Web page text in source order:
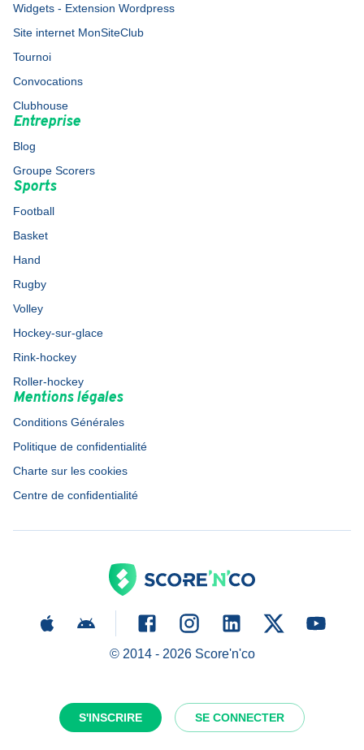
S'INSCRIRE SE CONNECTER
Widgets - Extension Wordpress
Site internet MonSiteClub
Tournoi
Convocations
Clubhouse
Entreprise
Blog
Groupe Scorers
Sports
Football
Basket
Hand
Rugby
Volley
Hockey-sur-glace
Rink-hockey
Roller-hockey
Mentions légales
Conditions Générales
Politique de confidentialité
Charte sur les cookies
Centre de confidentialité
© 2014 - 2026Score'n'co